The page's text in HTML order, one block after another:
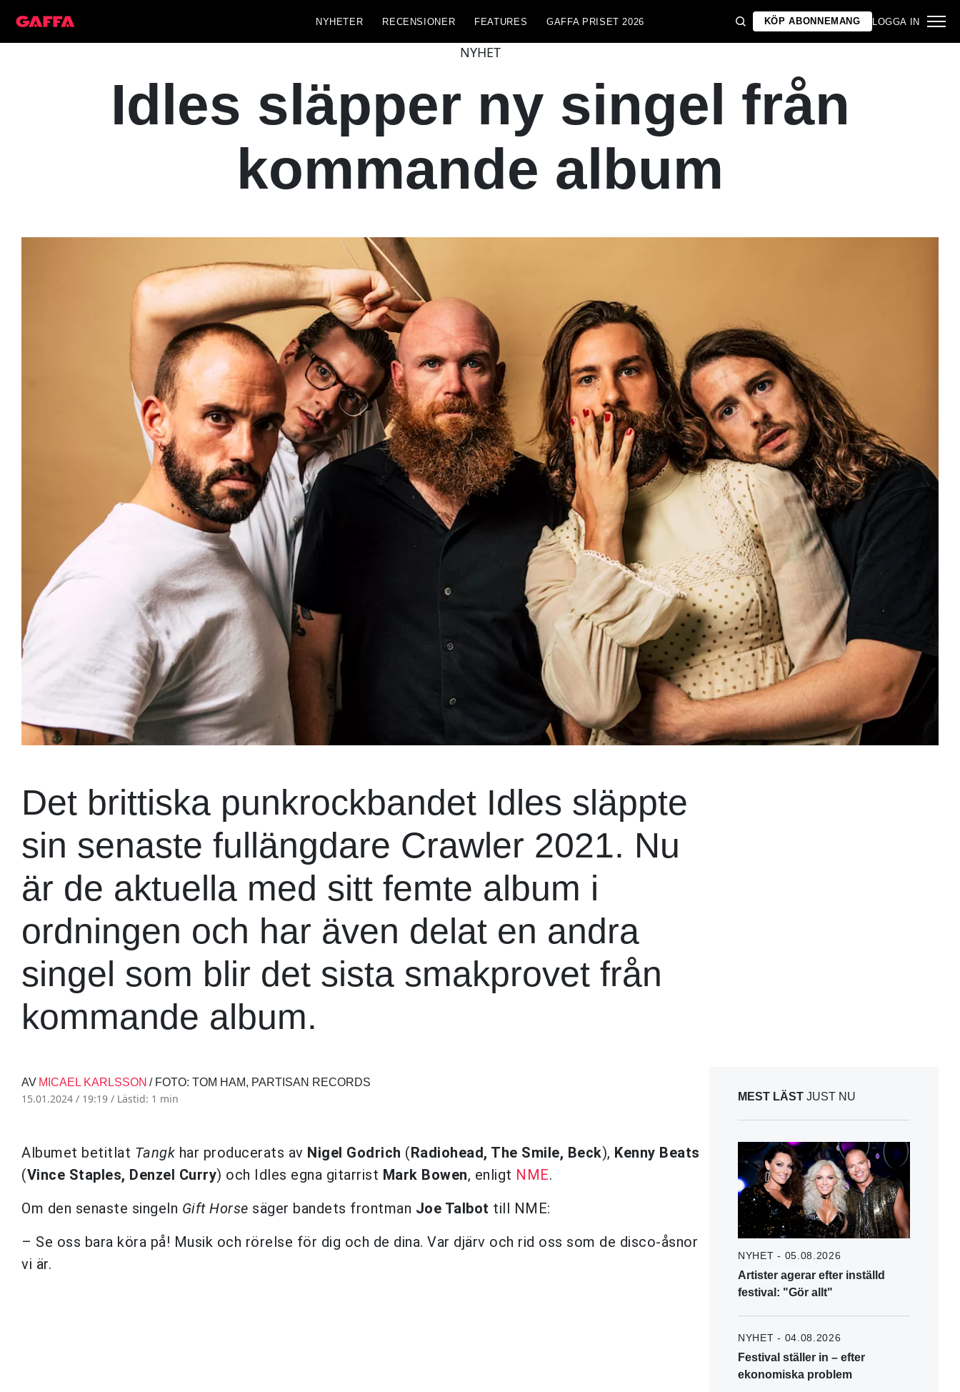
NYHETER RECENSIONER FEATURES GAFFA PRISET 2026 KÖP ABONNEMANG LOGGA IN
NYHET
Idles släpper ny singel från
kommande album
Det brittiska punkrockbandet Idles släppte
sin senaste fullängdare Crawler 2021. Nu
är de aktuella med sitt femte album i
ordningen och har även delat en andra
singel som blir det sista smakprovet från
kommande album.
AV MICAEL KARLSSON / FOTO: TOM HAM, PARTISAN RECORDS
15.01.2024 / 19:19 / Lästid: 1 min
Albumet betitlat Tangk har producerats av Nigel Godrich (Radiohead, The Smile, Beck), Kenny Beats
(Vince Staples, Denzel Curry) och Idles egna gitarrist Mark Bowen, enligt NME.
Om den senaste singeln Gift Horse säger bandets frontman Joe Talbot till NME:
– Se oss bara köra på! Musik och rörelse för dig och de dina. Var djärv och rid oss som de disco-åsnor
vi är.
MEST LÄST JUST NU
NYHET - 05.08.2026
Artister agerar efter inställd
festival: "Gör allt"
NYHET - 04.08.2026
Festival ställer in – efter
ekonomiska problem